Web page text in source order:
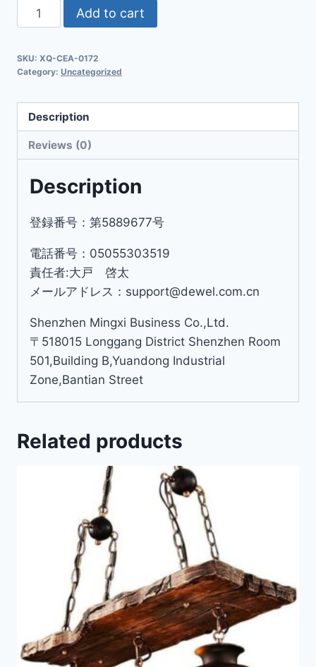
Add to cart
SKU: XQ-CEA-0172
Category: Uncategorized
Description
Reviews (0)
Description
登録番号：第5889677号
電話番号：05055303519
責任者:大戸 啓太
メールアドレス：support@dewel.com.cn
Shenzhen Mingxi Business Co.,Ltd.
〒518015 Longgang District Shenzhen Room
501,Building B,Yuandong Industrial
Zone,Bantian Street
Related products